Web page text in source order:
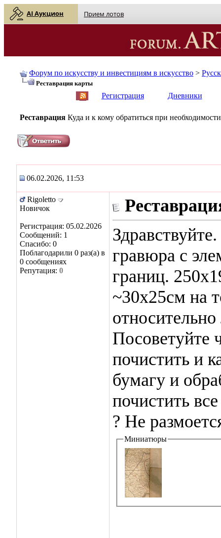
AI Аукцион Прием лотов
Форум по искусству и инвестициям в искусство >
Реставрация карты
Регистрация Дневники
Реставрация Куда и к кому обратиться при
06.02.2026, 11:53
Rigoletto
Новичок
Регистрация: 05.02.2026
Сообщений: 1
Спасибо: 0
Поблагодарили 0 раз(а) в
0 сообщениях
Репутация: 0
гравюра с
границ.
~30х25см на
Посоветуйте
почистить и
бумагу и
почистить
? Не
Миниатюры